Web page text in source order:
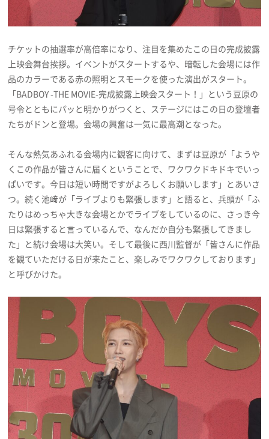
チケットの抽選率が高倍率になり、注目を集めたこの日の完成披露
上映会舞台挨拶。イベントがスタートするや、暗転した会場には作
品のカラーである赤の照明とスモークを使った演出がスタート。
「BADBOY -THE MOVIE-完成披露上映会スタート！」という豆原の
号令とともにパッと明かりがつくと、ステージにはこの日の登壇者
たちがドンと登場。会場の興奮は一気に最高潮となった。
そんな熱気あふれる会場内に観客に向けて、まずは豆原が「ようや
くこの作品が皆さんに届くということで、ワクワクドキドキでいっ
ぱいです。今日は短い時間ですがよろしくお願いします」とあいさ
つ。続く池﨑が「ライブよりも緊張します」と語ると、兵頭が「ふ
たりはめっちゃ大きな会場とかでライブをしているのに、さっき今
日は緊張すると言っているんで、なんだか自分も緊張してきまし
た」と続け会場は大笑い。そして最後に西川監督が「皆さんに作品
を観ていただける日が来たこと、楽しみでワクワクしております」
と呼びかけた。